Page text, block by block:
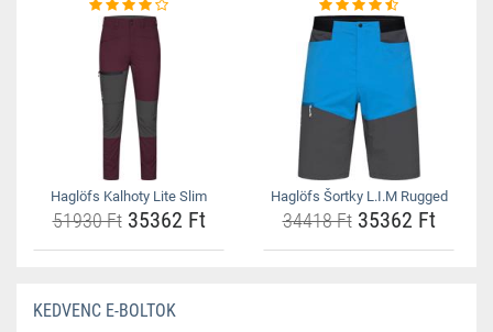
Haglöfs Kalhoty Lite Slim
51930 Ft35362 Ft
Haglöfs Šortky L.I.M Rugged
34418 Ft35362 Ft
KEDVENC E-BOLTOK